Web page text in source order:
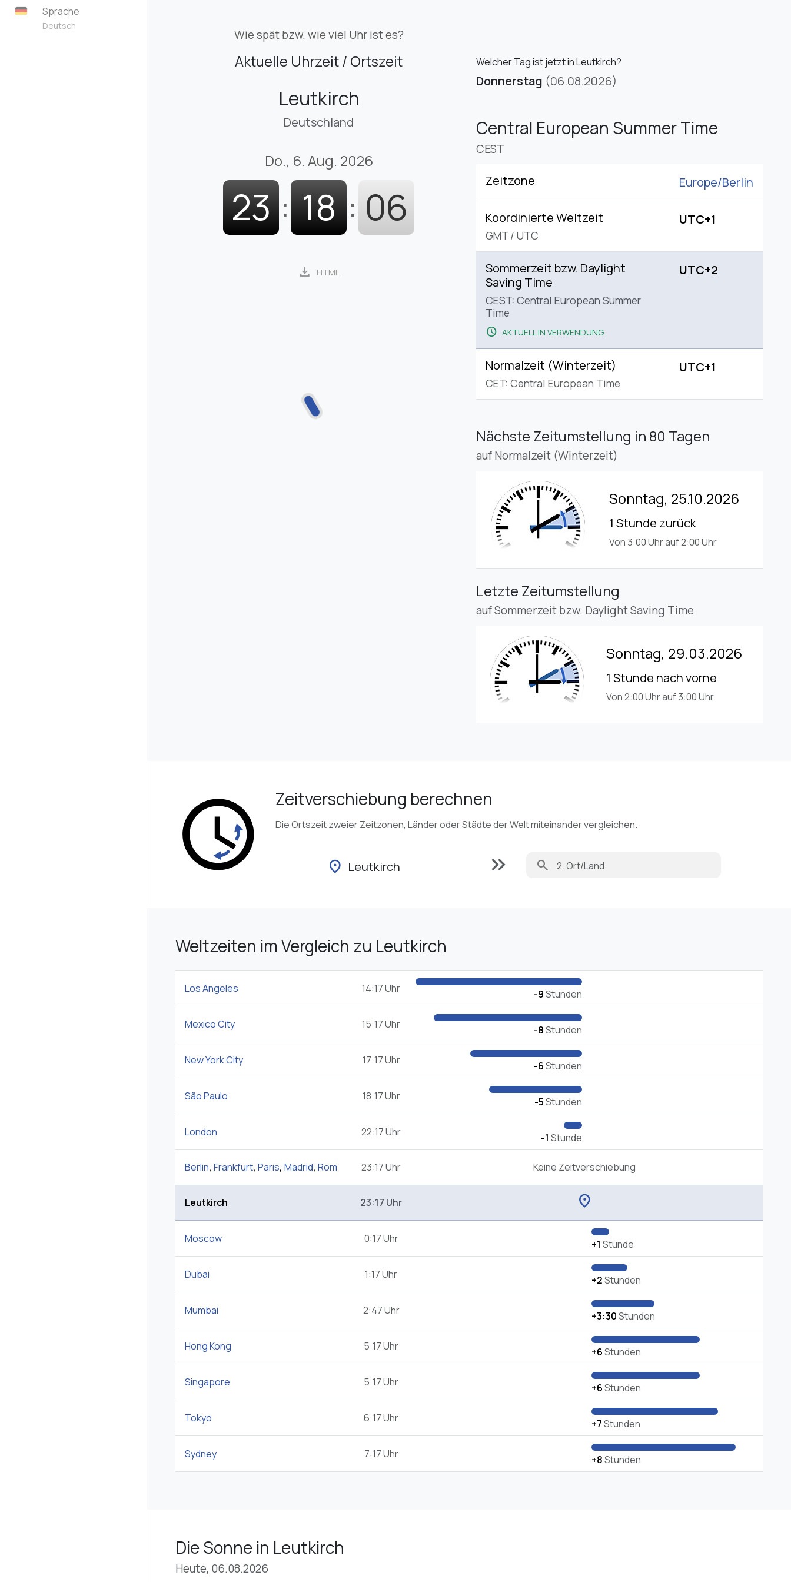
Sprache
Deutsch
Wie spät bzw. wie viel Uhr ist es?
Aktuelle Uhrzeit / Ortszeit
Leutkirch
Deutschland
Do., 6. Aug. 2026
23 : 18 : 07
download HTML
Welcher Tag ist jetzt in Leutkirch?
Donnerstag (06.08.2026)
Central European Summer Time
CEST
Zeitzone Europe/Berlin
Koordinierte Weltzeit
GMT / UTC
UTC+1
Sommerzeit bzw. Daylight
Saving Time
CEST: Central European Summer
Time
schedule AKTUELL IN VERWENDUNG
UTC+2
Normalzeit (Winterzeit)
CET: Central European Time
UTC+1
Nächste Zeitumstellung in 80 Tagen
auf Normalzeit (Winterzeit)
Sonntag, 25.10.2026
1 Stunde zurück
Von 3:00 Uhr auf 2:00 Uhr
Letzte Zeitumstellung
auf Sommerzeit bzw. Daylight Saving Time
Sonntag, 29.03.2026
1 Stunde nach vorne
Von 2:00 Uhr auf 3:00 Uhr
Zeitverschiebung berechnen
Die Ortszeit zweier Zeitzonen, Länder oder Städte der Welt miteinander vergleichen.
location_on Leutkirch keyboard_double_arrow_right search
Weltzeiten im Vergleich zu Leutkirch
Los Angeles 14:17 Uhr -9Stunden
Mexico City 15:17 Uhr -8Stunden
New York City 17:17 Uhr -6Stunden
São Paulo 18:17 Uhr -5Stunden
London 22:17 Uhr -1 Stunde
Berlin, Frankfurt, Paris, Madrid, Rom 23:17 Uhr Keine Zeitverschiebung
Leutkirch 23:17 Uhr location_on
Moscow 0:17 Uhr +1 Stunde
Dubai 1:17 Uhr +2Stunden
Mumbai 2:47 Uhr +3:30Stunden
Hong Kong 5:17 Uhr +6Stunden
Singapore 5:17 Uhr +6Stunden
Tokyo 6:17 Uhr +7Stunden
Sydney 7:17 Uhr +8Stunden
Die Sonne in Leutkirch
Heute, 06.08.2026